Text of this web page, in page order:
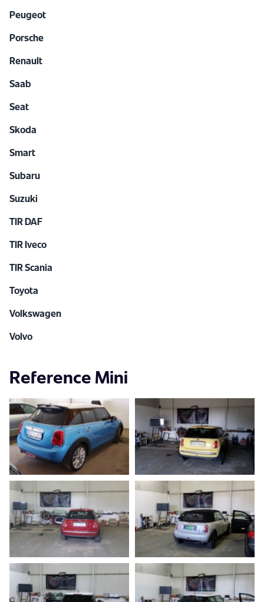
Peugeot
Porsche
Renault
Saab
Seat
Skoda
Smart
Subaru
Suzuki
TIR DAF
TIR Iveco
TIR Scania
Toyota
Volkswagen
Volvo
Reference Mini